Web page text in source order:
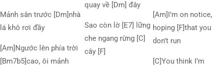
Mảnh sân trước [Dm]nhà
lá khô rơi đầy
[Am]Ngước lên phía trời
[Bm7b5]cao, ôi mảnh
quay về [Dm] đây
Sao còn lờ [E7] lững
che ngang rừng [C]
cây [F]
[Am]I’m on notice,
hoping [F]that you
don’t run
[C]You think I’m